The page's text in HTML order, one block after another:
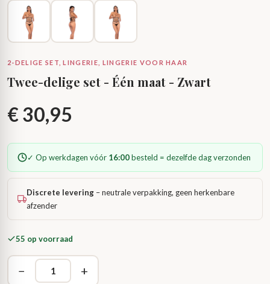
2-DELIGE SET, LINGERIE, LINGERIE VOOR HAAR
Twee-delige set - Één maat - Zwart
€30,95
✓ Op werkdagen vóór 16:00besteld = dezelfde dag verzonden
Discrete levering – neutrale verpakking, geen herkenbare
afzender
55 op voorraad
− +